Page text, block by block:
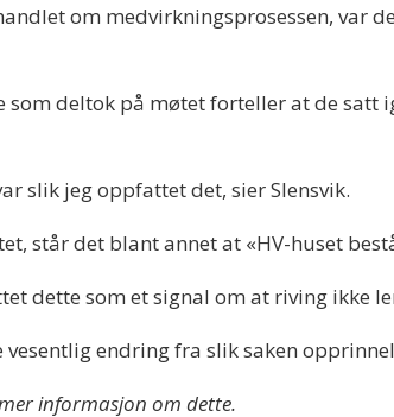
om medvirkningsprosessen, var
som deltok på møtet forteller at de
slik jeg oppfattet det, sier Slensvik.
står det blant annet at «HV-huset
dette som et signal om at riving ikke
vesentlig endring fra slik saken
informasjon om dette.